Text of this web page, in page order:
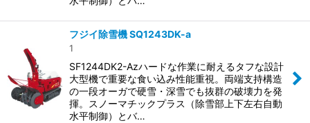
フジイ除雪機 SQ1243DK-a
1
SF1244DK2-Azハードな作業に耐えるタフな設計
大型機で重要な食い込み性能重視。両端支持構造
の一段オーガで硬雪・深雪でも抜群の破壊力を発
揮。スノーマチックプラス（除雪部上下左右自動
水平制御）とバ…